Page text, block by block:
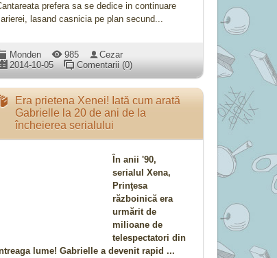
prefera sa se dedice in continuare
lasand casnicia pe plan secund...
Monden 985
Cezar
2014-10-05
Comentarii (0)
Era prietena Xenei! Iată cum arată
Gabrielle la 20 de ani de la
încheierea serialului
În anii '90,
serialul Xena,
Prinţesa
războinică era
urmărit de
milioane de
telespectatori din
lume! Gabrielle a devenit rapid ...